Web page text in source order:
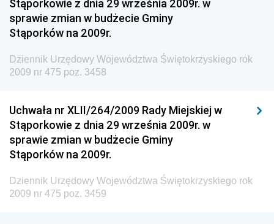
Gospodarki Terenowej i Ochrony Środowiska
Dziennik Urzędowy Ministerstwa Administracji i
Gospodarki Przestrzennej
Dziennik Urzędowy Unii Europejskiej, L
Dziennik Urzędowy Ministerstwa Przemysłu
Chemicznego i Lekkiego
Dziennik Urzędowy Ministerstwa Rolnictwa i
Gospodarki Żywnościowej
Dziennik Urzędowy Ministra Rodziny, Pracy i Polityki
Społecznej
Stąporkowie z dnia 29 września 2009r. w
sprawie zmian w budżecie Gminy
Stąporków na 2009r.
Dziennik Urzędowy Województwa Świętokrzyskiego rok
2009 nr 475 poz. 3458
Uchwała nr XLII/264/2009 Rady Miejskiej w
Stąporkowie z dnia 29 września 2009r. w
sprawie zmian w budżecie Gminy
Stąporków na 2009r.
Dziennik Urzędowy Województwa Świętokrzyskiego rok
2009 nr 475 poz. 3459